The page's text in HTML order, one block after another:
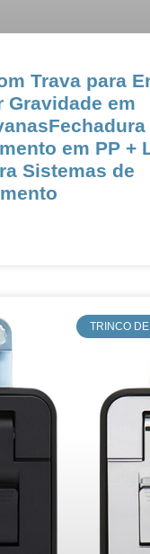
Trava para
Gravidade em
em PP +
Sistemas de
​TRINCO